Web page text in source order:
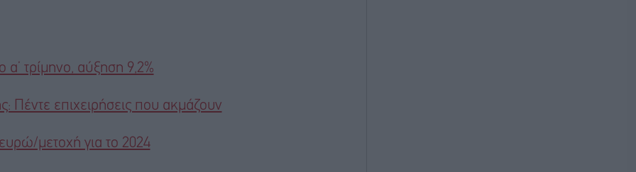
α’ τρίμηνο, αύξηση 9,2%
Πέντε επιχειρήσεις που ακμάζουν
μετοχή για το 2024